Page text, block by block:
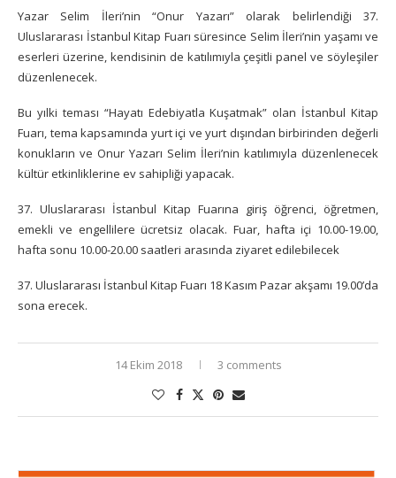
Yazar Selim İleri’nin “Onur Yazarı” olarak belirlendiği 37.
Uluslararası İstanbul Kitap Fuarı süresince Selim İleri’nin yaşamı ve
eserleri üzerine, kendisinin de katılımıyla çeşitli panel ve söyleşiler
düzenlenecek.
Bu yılki teması “Hayatı Edebiyatla Kuşatmak” olan İstanbul Kitap
Fuarı, tema kapsamında yurt içi ve yurt dışından birbirinden değerli
konukların ve Onur Yazarı Selim İleri’nin katılımıyla düzenlenecek
kültür etkinliklerine ev sahipliği yapacak.
37. Uluslararası İstanbul Kitap Fuarına giriş öğrenci, öğretmen,
emekli ve engellilere ücretsiz olacak. Fuar, hafta içi 10.00-19.00,
hafta sonu 10.00-20.00 saatleri arasında ziyaret edilebilecek
37. Uluslararası İstanbul Kitap Fuarı 18 Kasım Pazar akşamı 19.00’da
sona erecek.
14 Ekim 2018 3 comments